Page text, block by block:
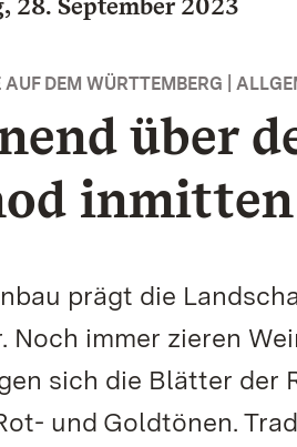
DEM WÜRTTEMBERG |
über
inmitten
prägt die
Noch immer zieren
sich die Blätter der
und Goldtönen.